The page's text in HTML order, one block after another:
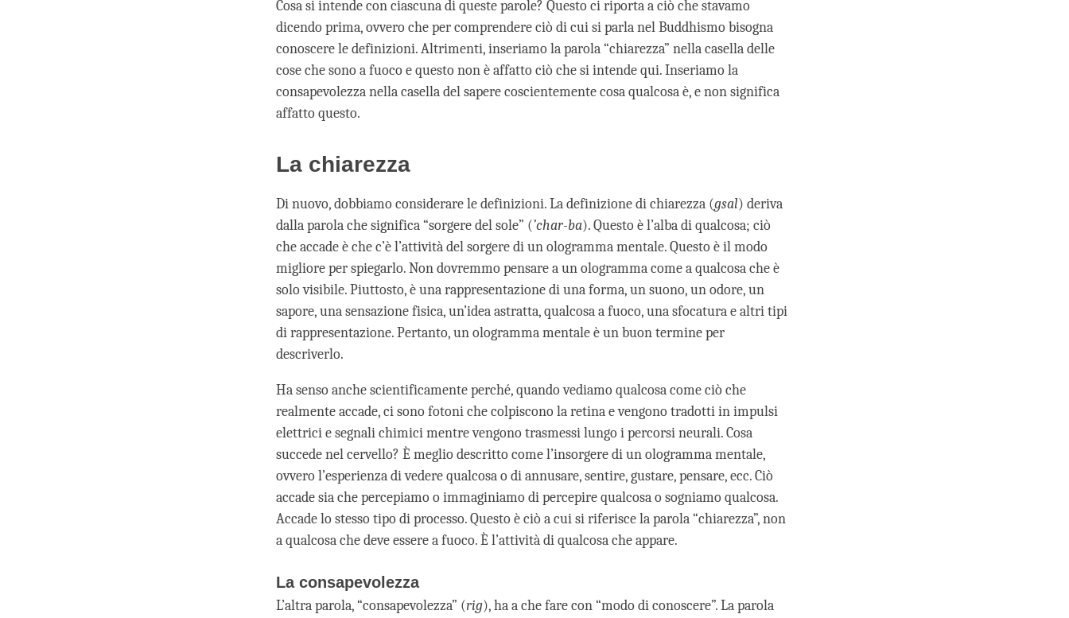
Cosa si intende con ciascuna di queste parole? Questo ci riporta a ciò che stavamo
dicendo prima, ovvero che per comprendere ciò di cui si parla nel Buddhismo bisogna
conoscere le definizioni. Altrimenti, inseriamo la parola “chiarezza” nella casella delle
cose che sono a fuoco e questo non è affatto ciò che si intende qui. Inseriamo la
consapevolezza nella casella del sapere coscientemente cosa qualcosa è, e non significa
affatto questo.
La chiarezza
Di nuovo, dobbiamo considerare le definizioni. La definizione di chiarezza (gsal) deriva
dalla parola che significa “sorgere del sole” (’char-ba). Questo è l’alba di qualcosa; ciò
che accade è che c’è l’attività del sorgere di un ologramma mentale. Questo è il modo
migliore per spiegarlo. Non dovremmo pensare a un ologramma come a qualcosa che è
solo visibile. Piuttosto, è una rappresentazione di una forma, un suono, un odore, un
sapore, una sensazione fisica, un’idea astratta, qualcosa a fuoco, una sfocatura e altri tipi
di rappresentazione. Pertanto, un ologramma mentale è un buon termine per
descriverlo.
Ha senso anche scientificamente perché, quando vediamo qualcosa come ciò che
realmente accade, ci sono fotoni che colpiscono la retina e vengono tradotti in impulsi
elettrici e segnali chimici mentre vengono trasmessi lungo i percorsi neurali. Cosa
succede nel cervello? È meglio descritto come l’insorgere di un ologramma mentale,
ovvero l’esperienza di vedere qualcosa o di annusare, sentire, gustare, pensare, ecc. Ciò
accade sia che percepiamo o immaginiamo di percepire qualcosa o sogniamo qualcosa.
Accade lo stesso tipo di processo. Questo è ciò a cui si riferisce la parola “chiarezza”, non
a qualcosa che deve essere a fuoco. È l’attività di qualcosa che appare.
La consapevolezza
L’altra parola, “consapevolezza” (rig), ha a che fare con “modo di conoscere”. La parola